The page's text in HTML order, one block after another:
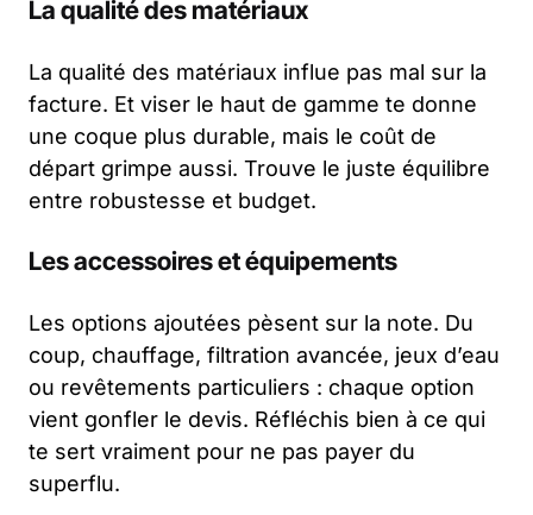
La qualité des matériaux
La qualité des matériaux influe pas mal sur la
facture. Et viser le haut de gamme te donne
une coque plus durable, mais le coût de
départ grimpe aussi. Trouve le juste équilibre
entre robustesse et budget.
Les accessoires et équipements
Les options ajoutées pèsent sur la note. Du
coup, chauffage, filtration avancée, jeux d’eau
ou revêtements particuliers : chaque option
vient gonfler le devis. Réfléchis bien à ce qui
te sert vraiment pour ne pas payer du
superflu.